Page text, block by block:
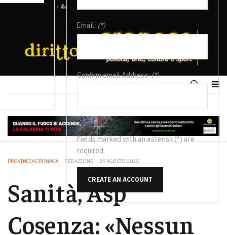
/
Email: (*)
Confirm email Address:(*)
Fields marked with an asterisk (*) are
required.
CREATE AN ACCOUNT
PROVINCIA CRONACA REDAZIONE 29 AGOSTO 2025
Sanità, Asp
Cosenza: «Nessun